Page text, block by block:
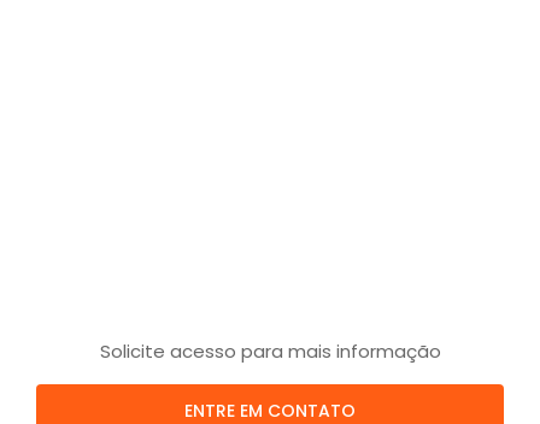
Solicite acesso para mais informação
ENTRE EM CONTATO